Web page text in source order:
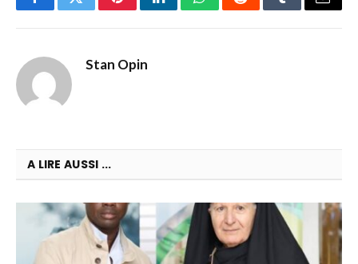
FacebookTwitterPinterestLinkedInWhatsAppRedditTumblrEmail
Stan Opin
A LIRE AUSSI ...